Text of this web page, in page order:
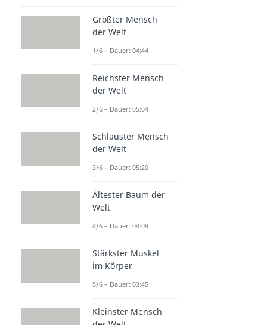
Größter Mensch
der Welt
1/6 – Dauer: 04:44
Reichster Mensch
der Welt
2/6 – Dauer: 05:04
Schlauster Mensch
der Welt
3/6 – Dauer: 05:20
Ältester Baum der
Welt
4/6 – Dauer: 04:09
Stärkster Muskel
im Körper
5/6 – Dauer: 03:45
Kleinster Mensch